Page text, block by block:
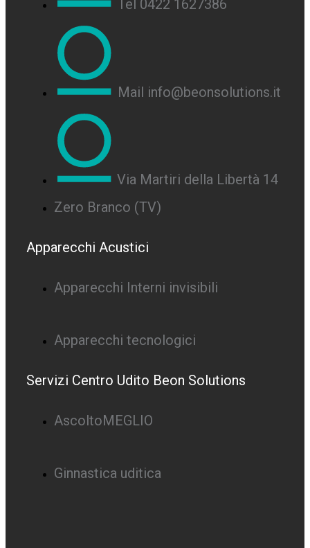
Tel 0422 1627386
Mail info@beonsolutions.it
Via Martiri della Libertà 14
Zero Branco (TV)
Apparecchi Acustici
Apparecchi Interni invisibili
Apparecchi tecnologici
Servizi Centro Udito Beon Solutions
AscoltoMEGLIO
Ginnastica uditica